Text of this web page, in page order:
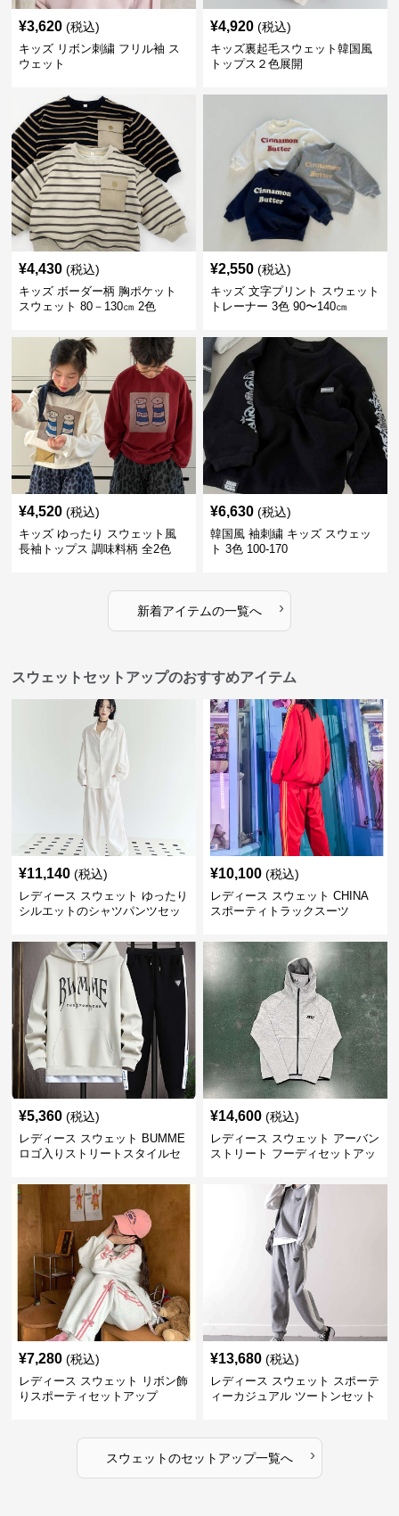
¥3,620 (税込)
キッズ リボン刺繍 フリル袖 ス
ウェット
¥4,920 (税込)
キッズ裏起毛スウェット韓国風
トップス２色展開
¥4,430 (税込)
キッズ ボーダー柄 胸ポケット
スウェット 80－130㎝ 2色
¥2,550 (税込)
キッズ 文字プリント スウェット
トレーナー 3色 90〜140㎝
¥4,520 (税込)
キッズ ゆったり スウェット風
長袖トップス 調味料柄 全2色
¥6,630 (税込)
韓国風 袖刺繍 キッズ スウェッ
ト 3色 100-170
新着アイテムの一覧へ ›
スウェットセットアップのおすすめアイテム
¥11,140 (税込)
レディース スウェット ゆったり
シルエットのシャツパンツセッ
¥10,100 (税込)
レディース スウェット CHINA
スポーティトラックスーツ
¥5,360 (税込)
レディース スウェット BUMME
ロゴ入りストリートスタイルセ
¥14,600 (税込)
レディース スウェット アーバン
ストリート フーディセットアッ
¥7,280 (税込)
レディース スウェット リボン飾
りスポーティセットアップ
¥13,680 (税込)
レディース スウェット スポーテ
ィーカジュアル ツートンセット
スウェットのセットアップ一覧へ ›